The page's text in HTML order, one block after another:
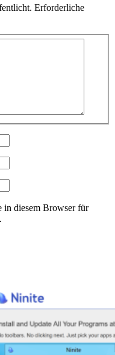
Erforderliche
in diesem Browser für